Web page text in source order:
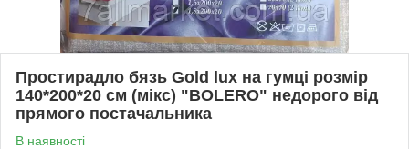
Простирадло бязь Gold lux на гумці розмір
140*200*20 см (мікс) "BOLERO" недорого від
прямого постачальника
В наявності